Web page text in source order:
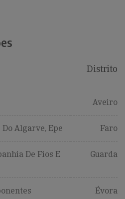
Distrito
Aveiro
Algarve, Epe Faro
De Fios E
Guarda
Évora